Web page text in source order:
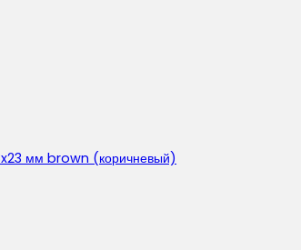
мм brown (коричневый)